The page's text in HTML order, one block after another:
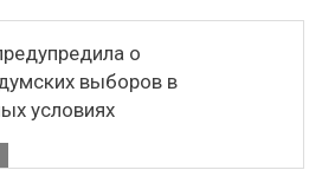
о
выборов в
условиях